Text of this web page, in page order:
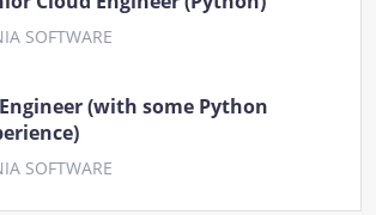
SOFTWARE
(with some Python
SOFTWARE